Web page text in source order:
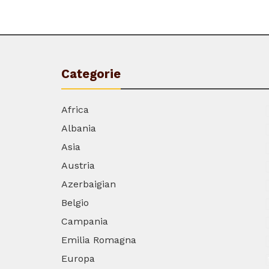
Categorie
Africa
Albania
Asia
Austria
Azerbaigian
Belgio
Campania
Emilia Romagna
Europa